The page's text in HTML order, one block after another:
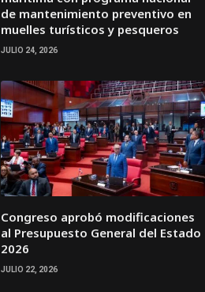
de mantenimiento preventivo en
muelles turísticos y pesqueros
JULIO 24, 2026
Congreso aprobó modificaciones
al Presupuesto General del Estado
2026
JULIO 22, 2026